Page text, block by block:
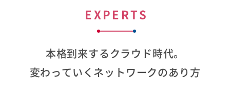
EXPERTS
本格到来するクラウド時代。
変わっていくネットワークのあり方